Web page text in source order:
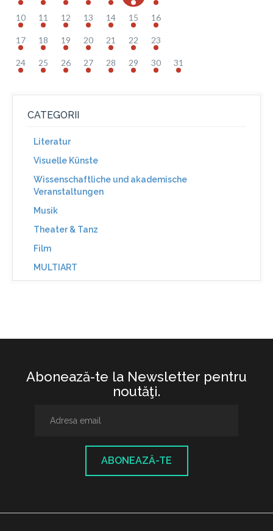
10 11 12 13 14 15 16
17 18 19 20 21 22 23
24 25 26 27 28 29 30 31
CATEGORII
Literatur
Visuelle Künste
Wissenschaftliche und akademische
Veranstaltungen
Musik
Theater & Tanz
Film
MULTIART
Abonează-te la Newsletter pentru
noutăţi.
ABONEAZĂ-TE